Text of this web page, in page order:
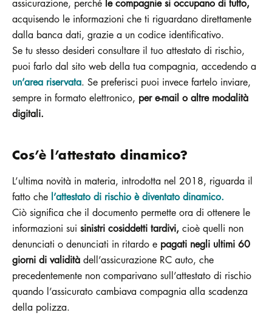
assicurazione, perché le compagnie si occupano di tutto,
acquisendo le informazioni che ti riguardano direttamente
dalla banca dati, grazie a un codice identificativo.
Se tu stesso desideri consultare il tuo attestato di rischio,
puoi farlo dal sito web della tua compagnia, accedendo a
un’area riservata. Se preferisci puoi invece fartelo inviare,
sempre in formato elettronico, per e-mail o altre modalità
digitali.
Cos’è l’attestato dinamico?
L’ultima novità in materia, introdotta nel 2018, riguarda il
fatto che l’attestato di rischio è diventato dinamico.
Ciò significa che il documento permette ora di ottenere le
informazioni sui sinistri cosiddetti tardivi, cioè quelli non
denunciati o denunciati in ritardo e pagati negli ultimi 60
giorni di validità dell’assicurazione RC auto, che
precedentemente non comparivano sull’attestato di rischio
quando l’assicurato cambiava compagnia alla scadenza
della polizza.